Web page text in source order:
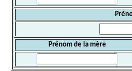
Prénom de la mère